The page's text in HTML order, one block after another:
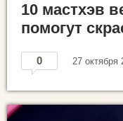
10 мастхэв
помогут
0 27 октября